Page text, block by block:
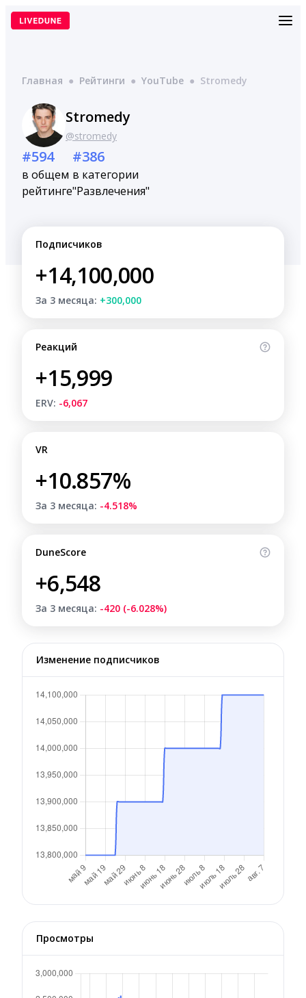
Перейти
Главная ● Рейтинги ● YouTube ● Stromedy
Stromedy
@stromedy
#594
в общем
рейтинге
#386
в категории
"Развлечения"
Подписчиков
+14,100,000
За 3 месяца: +300,000
Реакций
+15,999
ERV: -6,067
VR
+10.857%
За 3 месяца: -4.518%
DuneScore
+6,548
За 3 месяца: -420 (-6.028%)
Изменение подписчиков
Просмотры